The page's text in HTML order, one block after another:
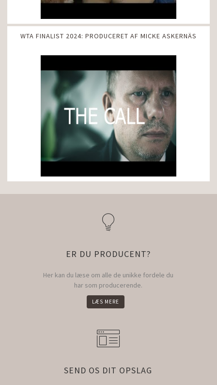
WTA FINALIST 2024: PRODUCERET AF MICKE ASKERNÄS
ER DU PRODUCENT?
Her kan du læse om alle de unikke fordele du
har som producerende.
LÆS MERE
SEND OS DIT OPSLAG